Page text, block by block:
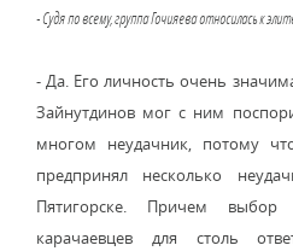
- Судя по всему, группа Гочияева относилась к
- Да. Его личность очень
Зайнутдинов мог с ним
многом неудачник, потому
предпринял несколько
Пятигорске. Причем выбор
карачаевцев для столь